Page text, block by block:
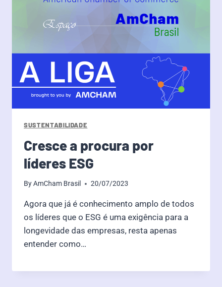
SUSTENTABILIDADE
Cresce a procura por
líderes ESG
ByAmCham Brasil 20/07/2023
Agora que já é conhecimento amplo de todos
os líderes que o ESG é uma exigência para a
longevidade das empresas, resta apenas
entender como…